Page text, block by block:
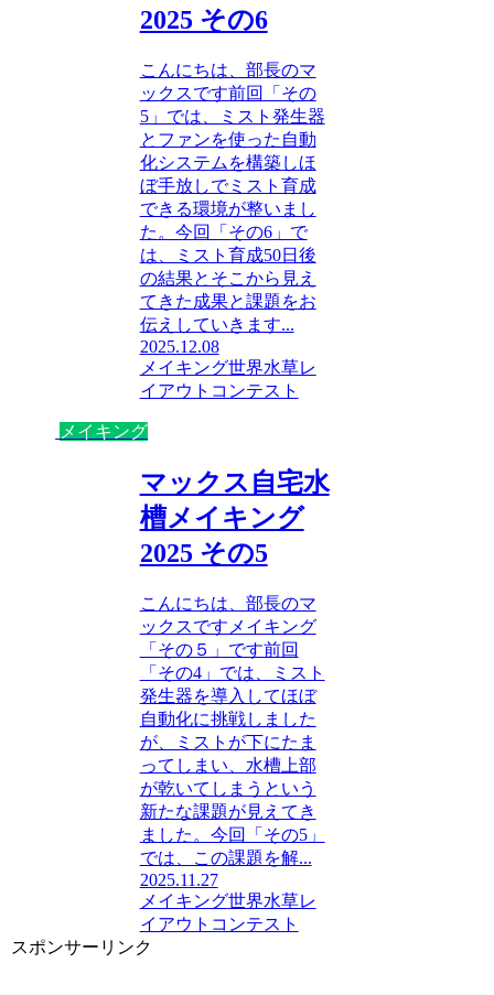
2025 その6
こんにちは、部長のマ
ックスです前回「その
5」では、ミスト発生器
とファンを使った自動
化システムを構築しほ
ぼ手放しでミスト育成
できる環境が整いまし
た。今回「その6」で
は、ミスト育成50日後
の結果とそこから見え
てきた成果と課題をお
伝えしていきます...
2025.12.08
メイキング世界水草レ
イアウトコンテスト
メイキング
マックス自宅水
槽メイキング
2025 その5
こんにちは、部長のマ
ックスですメイキング
「その５」です前回
「その4」では、ミスト
発生器を導入してほぼ
自動化に挑戦しました
が、ミストが下にたま
ってしまい、水槽上部
が乾いてしまうという
新たな課題が見えてき
ました。今回「その5」
では、この課題を解...
2025.11.27
メイキング世界水草レ
イアウトコンテスト
スポンサーリンク